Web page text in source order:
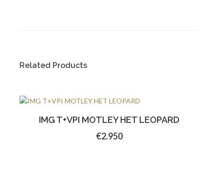
Related Products
IMG T+VPI MOTLEY HET LEOPARD
€2.950